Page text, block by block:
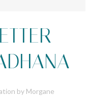
by Morgane